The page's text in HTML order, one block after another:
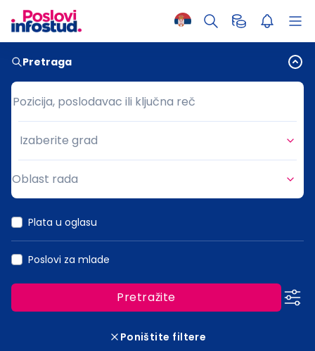
Pretraga
Pozicija, poslodavac ili ključna reč
Pozicija, poslodavac ili ključna reč
Grad
Izaberite grad
Oblast rada
Plata u oglasu
Poslovi za mlade
Pretražite
Poništite filtere